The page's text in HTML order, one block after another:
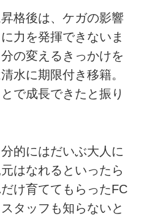
格後は、ケガの影響
力を発揮できないま
の変えるきっかけを
水に期限付き移籍。
で成長できたと振り
的にはだいぶ大人に
はなれるといったら
け育ててもらったFC
タッフも知らないと